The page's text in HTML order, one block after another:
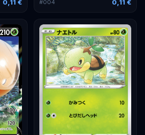
0,11 € #004 0,11 €